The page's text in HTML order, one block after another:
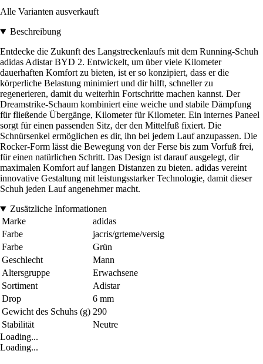
Alle Varianten ausverkauft
Beschreibung
Entdecke die Zukunft des Langstreckenlaufs mit dem Running-Schuh
adidas Adistar BYD 2. Entwickelt, um über viele Kilometer
dauerhaften Komfort zu bieten, ist er so konzipiert, dass er die
körperliche Belastung minimiert und dir hilft, schneller zu
regenerieren, damit du weiterhin Fortschritte machen kannst. Der
Dreamstrike-Schaum kombiniert eine weiche und stabile Dämpfung
für fließende Übergänge, Kilometer für Kilometer. Ein internes Paneel
sorgt für einen passenden Sitz, der den Mittelfuß fixiert. Die
Schnürsenkel ermöglichen es dir, ihn bei jedem Lauf anzupassen. Die
Rocker-Form lässt die Bewegung von der Ferse bis zum Vorfuß frei,
für einen natürlichen Schritt. Das Design ist darauf ausgelegt, dir
maximalen Komfort auf langen Distanzen zu bieten. adidas vereint
innovative Gestaltung mit leistungsstarker Technologie, damit dieser
Schuh jeden Lauf angenehmer macht.
Zusätzliche Informationen
Marke
adidas
Farbe
jacris/grteme/versig
Farbe
Grün
Geschlecht
Mann
Altersgruppe
Erwachsene
Sortiment
Adistar
Drop
6 mm
Gewicht des Schuhs (g) 290
Stabilität
Neutre
Loading...
Loading...